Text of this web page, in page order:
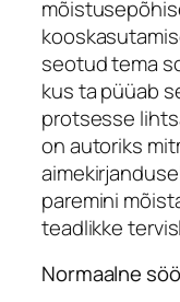
seotud tema
kus ta püüab
protsesse
on autoriks
paremini
teadlikke
Normaalne